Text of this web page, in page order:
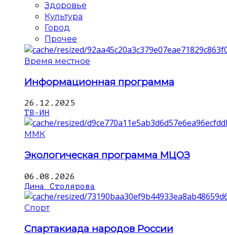
Здоровье
Культура
Город
Прочее
Время местное
Информационная программа
26.12.2025
ТВ-ИН
ММК
Экологическая программа МЦОЗ
06.08.2026
Дина Столярова
Спорт
Спартакиада народов России